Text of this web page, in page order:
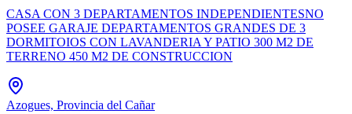
CASA CON 3 DEPARTAMENTOS INDEPENDIENTESNO
POSEE GARAJE DEPARTAMENTOS GRANDES DE 3
DORMITOIOS CON LAVANDERIA Y PATIO 300 M2 DE
TERRENO 450 M2 DE CONSTRUCCION
Azogues, Provincia del Cañar